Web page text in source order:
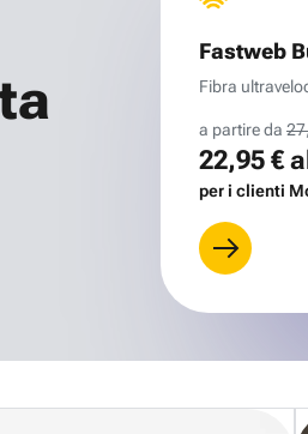
Fastweb
Fibra
a partire da
22,95 €
per i clienti